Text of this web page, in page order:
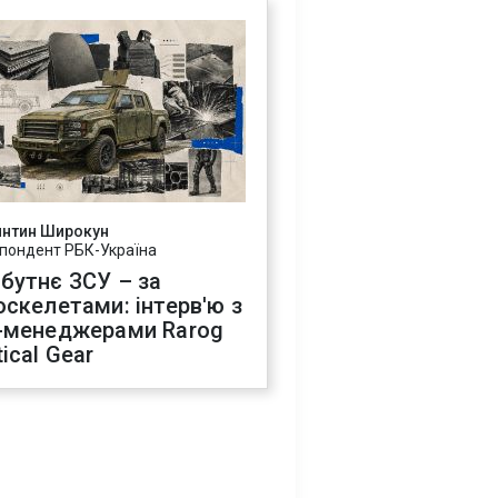
Широкун
РБК-Україна
ЗСУ – за
інтерв'ю з
Rarog
Gear